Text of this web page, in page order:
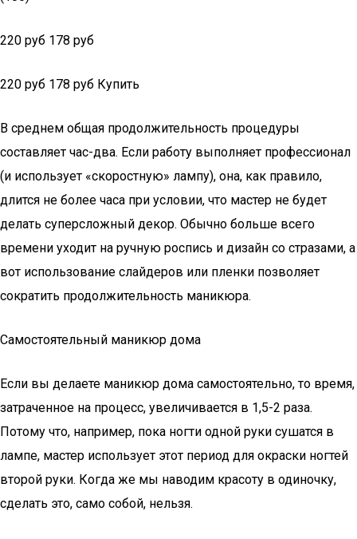
220 руб 178 руб
220 руб 178 руб Купить
В среднем общая продолжительность процедуры
составляет час-два. Если работу выполняет профессионал
(и использует «скоростную» лампу), она, как правило,
длится не более часа при условии, что мастер не будет
делать суперсложный декор. Обычно больше всего
времени уходит на ручную роспись и дизайн со стразами, а
вот использование слайдеров или пленки позволяет
сократить продолжительность маникюра.
Самостоятельный маникюр дома
Если вы делаете маникюр дома самостоятельно, то время,
затраченное на процесс, увеличивается в 1,5-2 раза.
Потому что, например, пока ногти одной руки сушатся в
лампе, мастер использует этот период для окраски ногтей
второй руки. Когда же мы наводим красоту в одиночку,
сделать это, само собой, нельзя.